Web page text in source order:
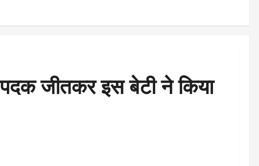
जीतकर इस बेटी ने किया